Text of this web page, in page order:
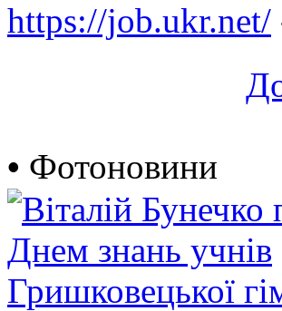
https://job.ukr.net/
• Фотоновини